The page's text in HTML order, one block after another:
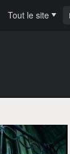
Tout le site